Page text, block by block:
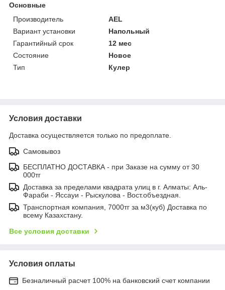
Основные
Производитель
AEL
Вариант установки
Напольный
Гарантийный срок
12 мес
Состояние
Новое
Тип
Кулер
Условия доставки
Доставка осуществляется только по предоплате.
Самовывоз
БЕСПЛАТНО ДОСТАВКА - при Заказе на сумму от 30
000тг
Доставка за пределами квадрата улиц в г. Алматы: Аль-
Фараби - Яссауи - Рыскулова - Вост.объездная.
Транспортная компания, 7000тг за м3(куб) Доставка по
всему Казахстану.
Все условия доставки
Условия оплаты
Безналичный расчет 100% на банковский счет компании